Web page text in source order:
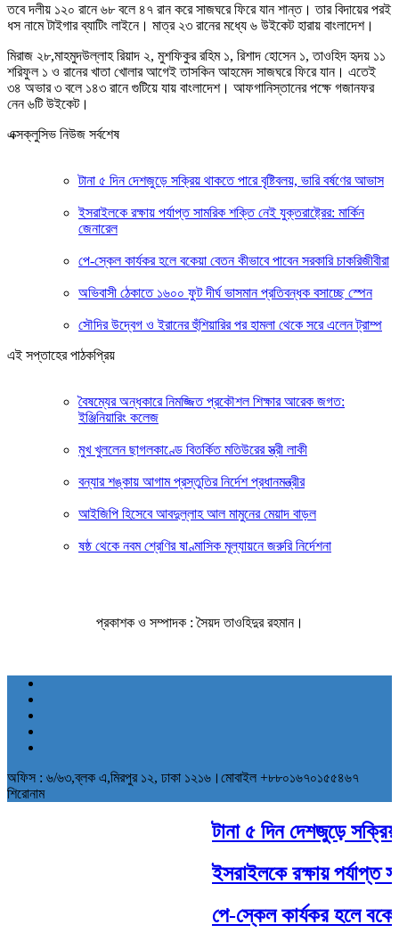
তবে দলীয় ১২০ রানে ৬৮ বলে ৪৭ রান করে সাজঘরে ফিরে যান শান্ত। তার বিদায়ের পরই
ধস নামে টাইগার ব্যাটিং লাইনে। মাত্র ২৩ রানের মধ্যে ৬ উইকেট হারায় বাংলাদেশ।
মিরাজ ২৮,মাহমুদউল্লাহ রিয়াদ ২, মুশফিকুর রহিম ১, রিশাদ হোসেন ১, তাওহিদ হৃদয় ১১
শরিফুল ১ ও রানের খাতা খোলার আগেই তাসকিন আহমেদ সাজঘরে ফিরে যান। এতেই
৩৪ অভার ৩ বলে ১৪৩ রানে গুটিয়ে যায় বাংলাদেশ। আফগানিস্তানের পক্ষে গজানফর
নেন ৬টি উইকেট।
এক্সক্লুসিভ নিউজ সর্বশেষ
টানা ৫ দিন দেশজুড়ে সক্রিয় থাকতে পারে বৃষ্টিবলয়, ভারি বর্ষণের আভাস
ইসরাইলকে রক্ষায় পর্যাপ্ত সামরিক শক্তি নেই যুক্তরাষ্ট্রের: মার্কিন
জেনারেল
পে-স্কেল কার্যকর হলে বকেয়া বেতন কীভাবে পাবেন সরকারি চাকরিজীবীরা
অভিবাসী ঠেকাতে ১৬০০ ফুট দীর্ঘ ভাসমান প্রতিবন্ধক বসাচ্ছে স্পেন
সৌদির উদ্বেগ ও ইরানের হুঁশিয়ারির পর হামলা থেকে সরে এলেন ট্রাম্প
এই সপ্তাহের পাঠকপ্রিয়
বৈষম্যের অন্ধকারে নিমজ্জিত প্রকৌশল শিক্ষার আরেক জগত:
ইঞ্জিনিয়ারিং কলেজ
মুখ খুললেন ছাগলকাণ্ডে বিতর্কিত মতিউরের স্ত্রী লাকী
বন্যার শঙ্কায় আগাম প্রস্তুতির নির্দেশ প্রধানমন্ত্রীর
আইজিপি হিসেবে আবদুল্লাহ আল মামুনের মেয়াদ বাড়ল
ষষ্ঠ থেকে নবম শ্রেণির ষাণ্মাসিক মূল্যায়নে জরুরি নির্দেশনা
প্রকাশক ও সম্পাদক : সৈয়দ তাওহিদুর রহমান।
অফিস : ৬/৬৩,ব্লক এ,মিরপুর ১২, ঢাকা ১২১৬।মোবাইল +৮৮০১৬৭০১৫৫৪৬৭
শিরোনাম
টানা ৫ দিন দেশজুড়ে সক্রিয়
ইসরাইলকে রক্ষায় পর্যাপ্ত
পে-স্কেল কার্যকর হলে